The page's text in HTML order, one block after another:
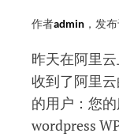
作者admin ，发
昨天在阿里
收到了阿里
的用户：您
wordpress